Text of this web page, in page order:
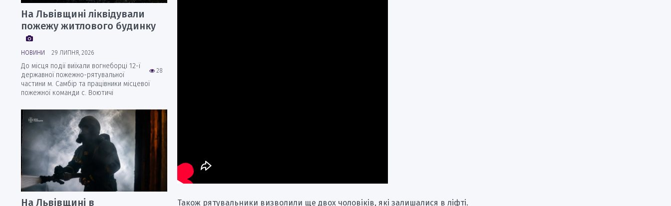
Також рятувальники визволили ще двох чоловіків, які залишалися в ліфті.
На Львівщині ліквідували
пожежу житлового будинку
НОВИНИ 29 ЛИПНЯ, 2026
28
До місця події виїхали вогнеборці 12-ї
державної пожежно-рятувальної
частини м. Самбір та працівники місцевої
пожежної команди с. Воютичі
На Львівщині в